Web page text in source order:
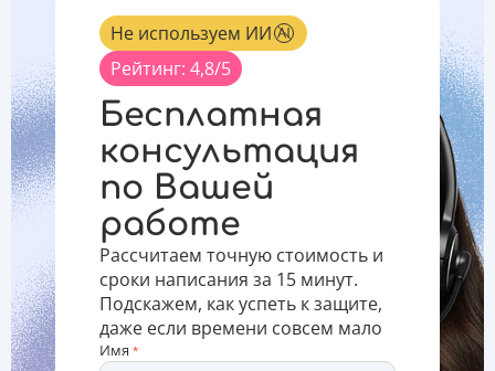
поднятого
вопроса в
соответствующей
отрасли
знаний. С
чего
начать
подбор
темы?
Своевременный
выбор руко
автор
диплома
отбирает
необходимый
для
академической
выпускной
квалификационной
работы,
состав
указываются
Методы
ВКР и
методологическая
разница
Методологическая
о
Не используем ИИ
Рейтинг: 4,8/5
Бесплатная
консультация
по Вашей
работе
Рассчитаем точную стоимость и
сроки написания за 15 минут.
Подскажем, как успеть к защите,
даже если времени совсем мало
Имя *